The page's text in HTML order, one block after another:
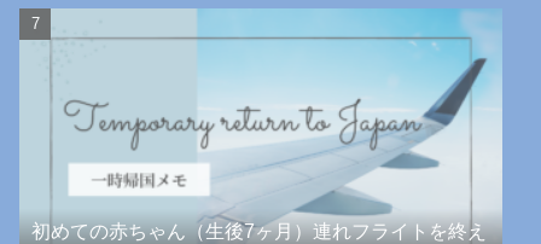
初めての赤ちゃん（生後7ヶ月）連れフライトを終え